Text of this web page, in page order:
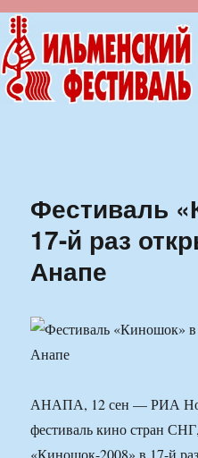
Ильменский
Фестиваль
17-й раз
Анапе
АНАПА, 12 сен — РИА
фестиваль кино стран